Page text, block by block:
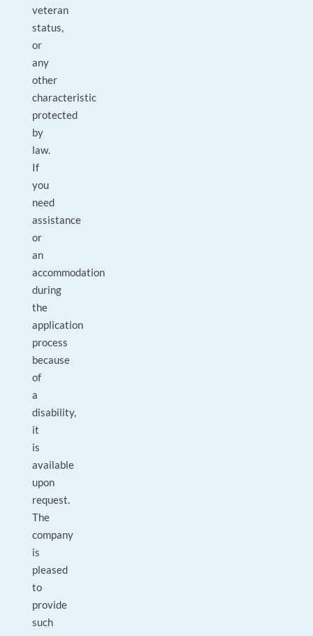
veteran
status,
or
any
other
characteristic
protected
by
law.
If
you
need
assistance
or
an
accommodation
during
the
application
process
because
of
a
disability,
it
is
available
upon
request.
The
company
is
pleased
to
provide
such